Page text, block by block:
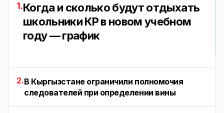
1.Когда и сколько будут отдыхать
школьники КР в новом учебном
году — график
2.В Кыргызстане ограничили полномочия
следователей при определении вины